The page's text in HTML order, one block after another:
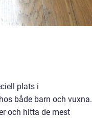
plats i
både barn och vuxna.
och hitta de mest